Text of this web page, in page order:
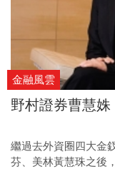
金融風雲
野村證券曹慧
繼過去外資圈四大金
芬、美林黃慧珠之後